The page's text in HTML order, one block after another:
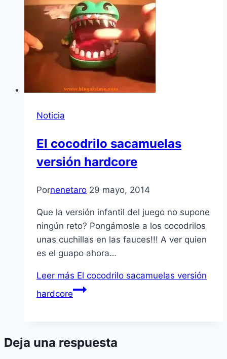
Noticia
El cocodrilo sacamuelas
versión hardcore
Pornenetaro 29 mayo, 2014
Que la versión infantil del juego no supone
ningún reto? Pongámosle a los cocodrilos
unas cuchillas en las fauces!!! A ver quien
es el guapo ahora…
Leer más El cocodrilo sacamuelas versión
hardcore
Deja una respuesta